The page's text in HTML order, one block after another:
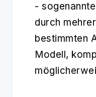
-
durch
bestimmten
Modell,